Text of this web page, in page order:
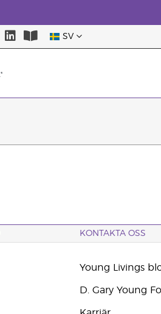
SV
KONTAKTA OSS
Young Livings
D. Gary Young